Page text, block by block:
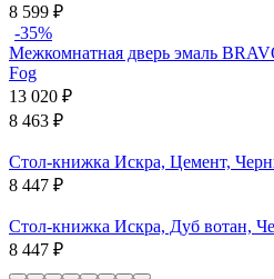
8 599 ₽
-35%
Межкомнатная дверь эмаль
Fog
13 020 ₽
8 463 ₽
Стол-книжка Искра, Цемент,
8 447 ₽
Стол-книжка Искра, Дуб вотан,
8 447 ₽